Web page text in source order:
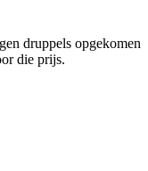
druppels opgekomen
die prijs.